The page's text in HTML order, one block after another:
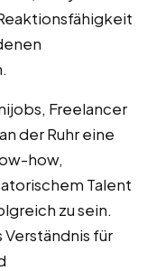
Freelancer
der Ruhr eine
how,
Talent
zu sein.
für